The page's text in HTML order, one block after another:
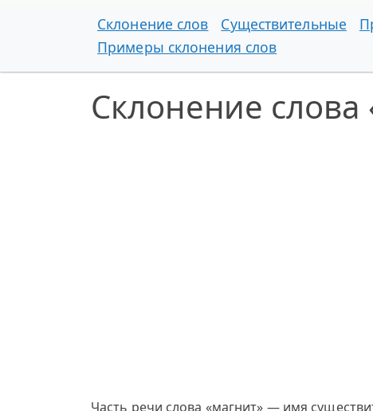
Склонение слов Существительные
Примеры склонения слов
Склонение слова
Часть речи слова «магнит» — имя